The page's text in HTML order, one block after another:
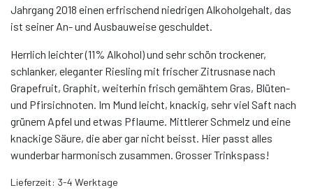
Jahrgang 2018 einen erfrischend niedrigen Alkoholgehalt, das
ist seiner An- und Ausbauweise geschuldet.
Herrlich leichter (11% Alkohol) und sehr schön trockener,
schlanker, eleganter Riesling mit frischer Zitrusnase nach
Grapefruit, Graphit, weiterhin frisch gemähtem Gras, Blüten-
und Pfirsichnoten. Im Mund leicht, knackig, sehr viel Saft nach
grünem Apfel und etwas Pflaume. Mittlerer Schmelz und eine
knackige Säure, die aber gar nicht beisst. Hier passt alles
wunderbar harmonisch zusammen. Grosser Trinkspass!
Lieferzeit: 3-4 Werktage